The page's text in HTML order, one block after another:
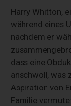
Harry Whitton,
während eines
nachdem er
dass eine
anschwoll, was
Aspiration von
Familie